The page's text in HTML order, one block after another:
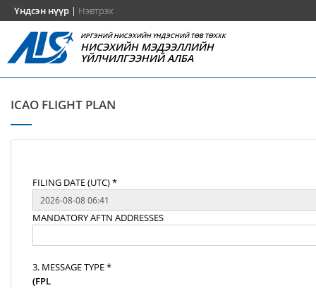
Үндсэн нүүр | Нэвтрэх
ИРГЭНИЙ НИСЭХИЙН ҮНДЭСНИЙ ТӨВ ТӨХХК
НИСЭХИЙН МЭДЭЭЛЛИЙН
ҮЙЛЧИЛГЭЭНИЙ АЛБА
ICAO FLIGHT PLAN
FILING DATE (UTC) *
MANDATORY AFTN ADDRESSES
3. MESSAGE TYPE *
(FPL